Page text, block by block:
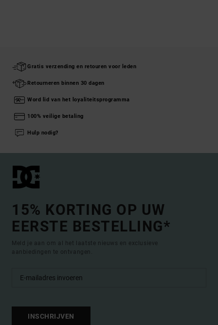
Gratis verzending en retouren voor leden
Retourneren binnen 30 dagen
Word lid van het loyaliteitsprogramma
100% veilige betaling
Hulp nodig?
15% KORTING OP UW
EERSTE BESTELLING*
Meld je aan om al het laatste nieuws en exclusieve
aanbiedingen te ontvangen.
INSCHRIJVEN